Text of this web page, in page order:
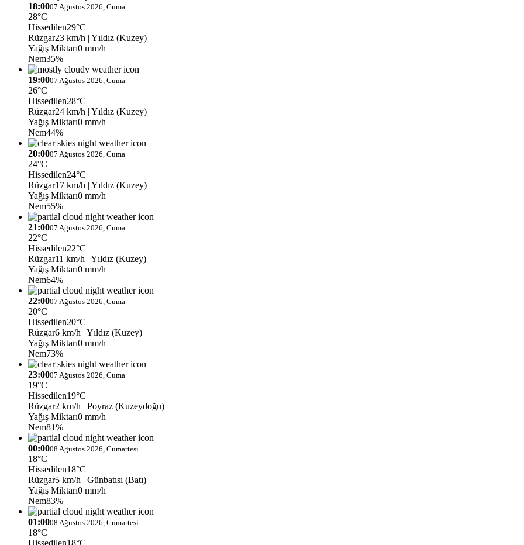
18:0007 Ağustos 2026, Cuma
28°C
Hissedilen29°C
Rüzgar23 km/h | Yıldız (Kuzey)
Yağış Miktarı0 mm/h
Nem35%
19:0007 Ağustos 2026, Cuma
26°C
Hissedilen28°C
Rüzgar24 km/h | Yıldız (Kuzey)
Yağış Miktarı0 mm/h
Nem44%
20:0007 Ağustos 2026, Cuma
24°C
Hissedilen24°C
Rüzgar17 km/h | Yıldız (Kuzey)
Yağış Miktarı0 mm/h
Nem55%
21:0007 Ağustos 2026, Cuma
22°C
Hissedilen22°C
Rüzgar11 km/h | Yıldız (Kuzey)
Yağış Miktarı0 mm/h
Nem64%
22:0007 Ağustos 2026, Cuma
20°C
Hissedilen20°C
Rüzgar6 km/h | Yıldız (Kuzey)
Yağış Miktarı0 mm/h
Nem73%
23:0007 Ağustos 2026, Cuma
19°C
Hissedilen19°C
Rüzgar2 km/h | Poyraz (Kuzeydoğu)
Yağış Miktarı0 mm/h
Nem81%
00:0008 Ağustos 2026, Cumartesi
18°C
Hissedilen18°C
Rüzgar5 km/h | Günbatısı (Batı)
Yağış Miktarı0 mm/h
Nem83%
01:0008 Ağustos 2026, Cumartesi
18°C
Hissedilen18°C